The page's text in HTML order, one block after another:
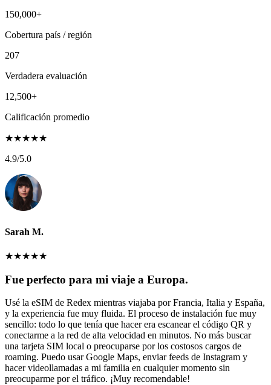
150,000+
Cobertura país / región
207
Verdadera evaluación
12,500+
Calificación promedio
★★★★★
4.9/5.0
Sarah M.
★★★★★
Fue perfecto para mi viaje a Europa.
Usé la eSIM de Redex mientras viajaba por Francia, Italia y España,
y la experiencia fue muy fluida. El proceso de instalación fue muy
sencillo: todo lo que tenía que hacer era escanear el código QR y
conectarme a la red de alta velocidad en minutos. No más buscar
una tarjeta SIM local o preocuparse por los costosos cargos de
roaming. Puedo usar Google Maps, enviar feeds de Instagram y
hacer videollamadas a mi familia en cualquier momento sin
preocuparme por el tráfico. ¡Muy recomendable!